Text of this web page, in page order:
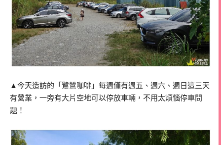
▲今天造訪的「鷺鷥咖啡」每週僅有週五、週六、週日這三天
有營業，一旁有大片空地可以停放車輛，不用太煩惱停車問
題！